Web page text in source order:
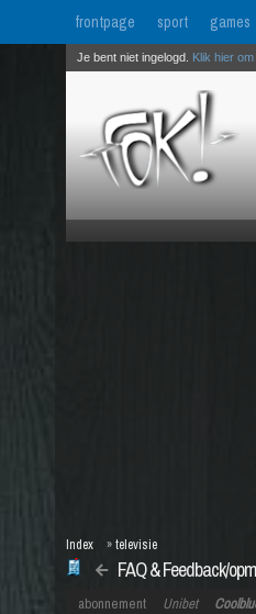
frontpage sport games
Je bent niet ingelogd. Klik hier
FAQ & Feedback/
Index »televisie
abonnement Unibet